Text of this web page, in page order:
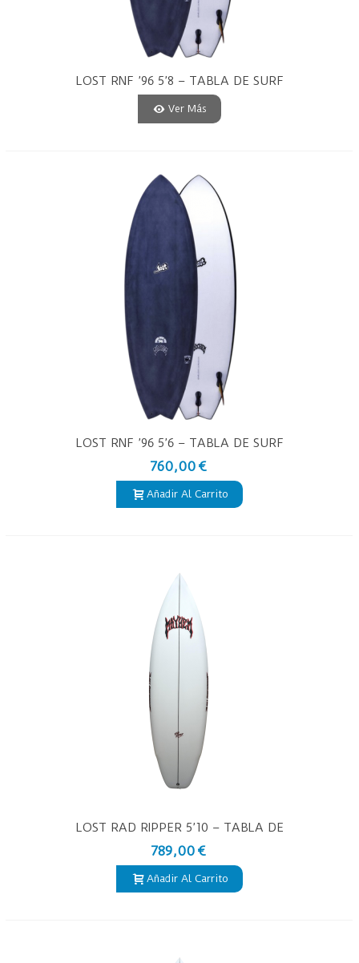
LOST RNF ’96 5’8 – TABLA DE SURF
PU
Ver Más
LOST RNF ’96 5’6 – TABLA DE SURF
PU
760,00 €
Añadir Al Carrito
LOST RAD RIPPER 5’10 – TABLA DE
SURF PU
789,00 €
Añadir Al Carrito